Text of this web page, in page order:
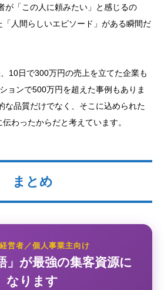
が「この人に頼みたい」と感じるの
人間らしいエピソード」がある瞬間だ
10日で300万円の売上を立てた企業も
ョンで500万円を超えた事例もありま
な品質だけでなく、そこに込められた
伝わったからだと考えています。
まとめ
営者／個人事業主向け
」が最強の集客資源に
なります